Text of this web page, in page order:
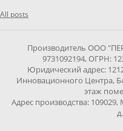
All posts
Производитель ООО
9731092194, ОГРН:
Юридический адрес:
Инновационного Центра,
этаж
Адрес производства: